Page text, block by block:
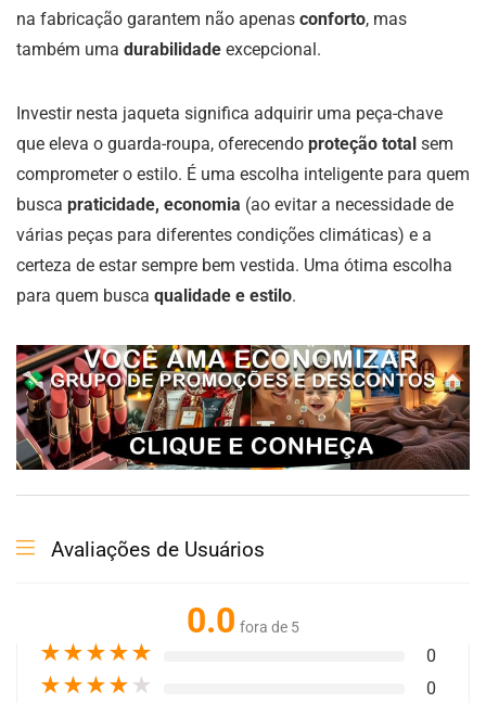
na fabricação garantem não apenas conforto, mas
também uma durabilidade excepcional.
Investir nesta jaqueta significa adquirir uma peça-chave
que eleva o guarda-roupa, oferecendo proteção total sem
comprometer o estilo. É uma escolha inteligente para quem
busca praticidade, economia (ao evitar a necessidade de
várias peças para diferentes condições climáticas) e a
certeza de estar sempre bem vestida. Uma ótima escolha
para quem busca qualidade e estilo.
Avaliações de Usuários
0.0 fora de 5
★★★★★ 0
★★★★ ★ 0